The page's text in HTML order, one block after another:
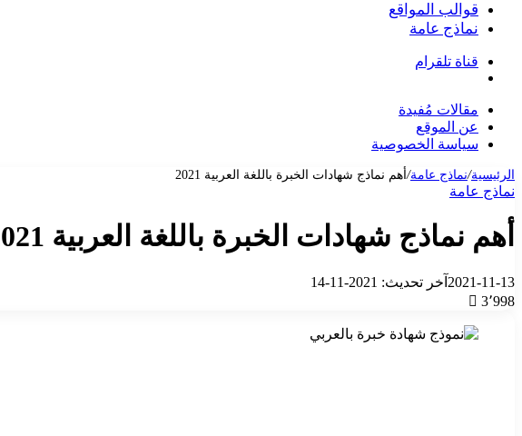
قوالب المواقع
نماذج عامة
قناة تلقرام
مقالات مُفيدة
عن الموقع
سياسة الخصوصية
الرئيسية/نماذج عامة/أهم نماذج شهادات الخبرة باللغة العربية 2021
نماذج عامة
أهم نماذج شهادات الخبرة باللغة العربية 2021
2021-11-13 آخر تحديث: 2021-11-14
3٬998